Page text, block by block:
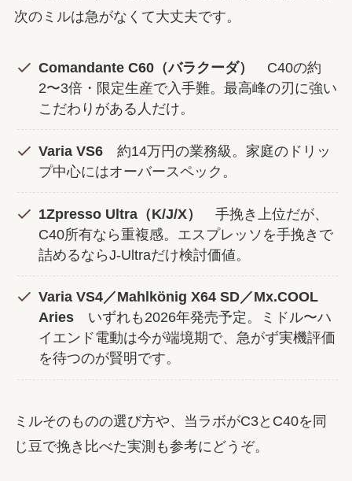
次のミルは急がなくて大丈夫です。
Comandante C60（バラクーダ）
C40の約
2〜3倍・限定生産で入手難。最高峰の刃に強い
こだわりがある人だけ。
Varia VS6 約14万円の業務級。家庭のドリッ
プ中心にはオーバースペック。
1Zpresso Ultra（K/J/X）
手挽き上位だが、
C40所有なら重複感。エスプレッソを手挽きで
詰めるならJ-Ultraだけ検討価値。
Varia VS4／Mahlkönig X64 SD／Mx.COOL
Aries いずれも2026年発売予定。ミドル〜ハ
イエンド電動は今が端境期で、急がず実機評価
を待つのが賢明です。
ミルそのものの選び方や、当ラボがC3とC40を同
じ豆で挽き比べた実測も参考にどうぞ。